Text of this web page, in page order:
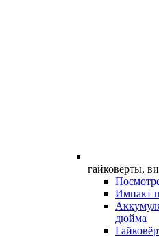
гайковерты,
Импакт
дюйма